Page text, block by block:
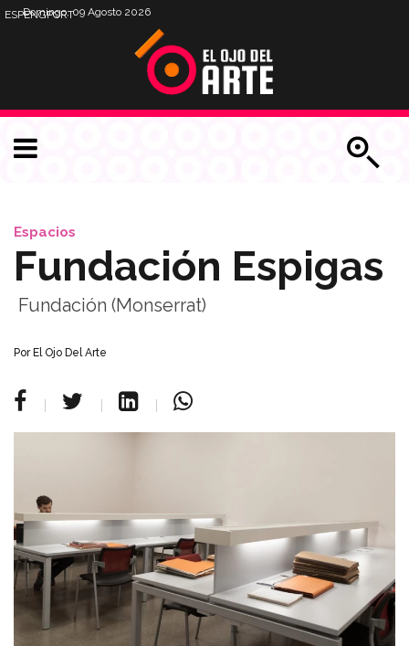
Domingo, 09 Agosto 2026
ESPENGPORT
Espacios
Fundación Espigas
Fundación (Monserrat)
Por El Ojo Del Arte